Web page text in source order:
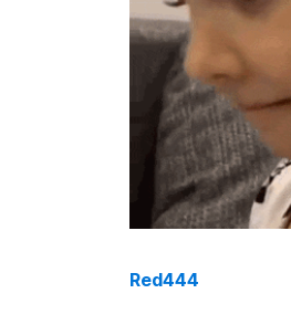
Red444